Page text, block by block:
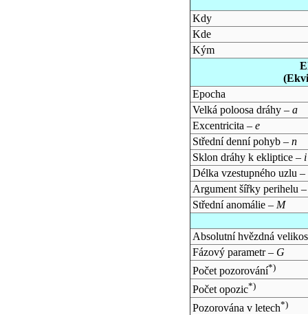
Kdy
Kde
Kým
Epocha
Velká poloosa dráhy – a
Excentricita – e
Střední denní pohyb – n
Sklon dráhy k ekliptice – i
Délka vzestupného uzlu –
Argument šířky perihelu
Střední anomálie – M
Absolutní hvězdná
Fázový parametr – G
Počet pozorování*)
Počet opozic*)
Pozorována v letech*)